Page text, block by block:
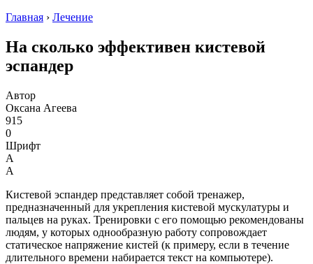
Главная › Лечение
На сколько эффективен кистевой
эспандер
Автор
Оксана Агеева
915
0
Шрифт
А
А
Кистевой эспандер представляет собой тренажер,
предназначенный для укрепления кистевой мускулатуры и
пальцев на руках. Тренировки с его помощью рекомендованы
людям, у которых однообразную работу сопровождает
статическое напряжение кистей (к примеру, если в течение
длительного времени набирается текст на компьютере).